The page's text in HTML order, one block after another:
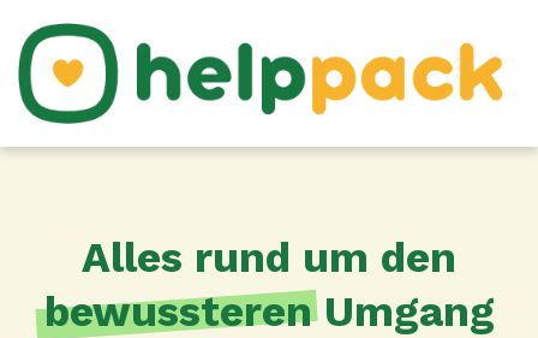
Alles rund um den
bewussterenUmgang